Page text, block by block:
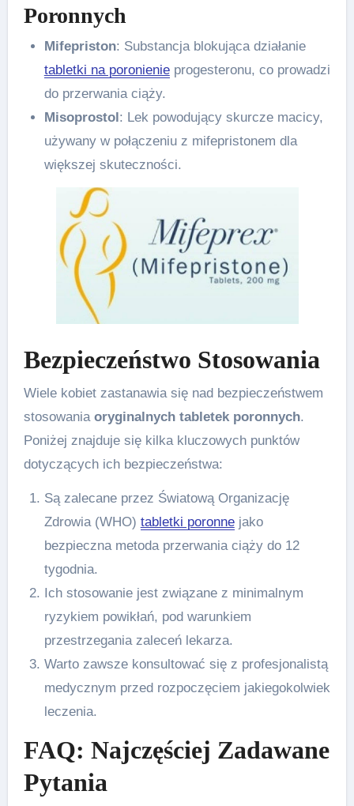
Poronnych
Mifepriston: Substancja blokująca działanie
tabletki na poronienieprogesteronu, co prowadzi
do przerwania ciąży.
Misoprostol: Lek powodujący skurcze macicy,
używany w połączeniu z mifepristonem dla
większej skuteczności.
Bezpieczeństwo Stosowania
Wiele kobiet zastanawia się nad bezpieczeństwem
stosowania oryginalnych tabletek poronnych.
Poniżej znajduje się kilka kluczowych punktów
dotyczących ich bezpieczeństwa:
Są zalecane przez Światową Organizację
Zdrowia (WHO) tabletki poronnejako
bezpieczna metoda przerwania ciąży do 12
tygodnia.
Ich stosowanie jest związane z minimalnym
ryzykiem powikłań, pod warunkiem
przestrzegania zaleceń lekarza.
Warto zawsze konsultować się z profesjonalistą
medycznym przed rozpoczęciem jakiegokolwiek
leczenia.
FAQ: Najczęściej Zadawane
Pytania